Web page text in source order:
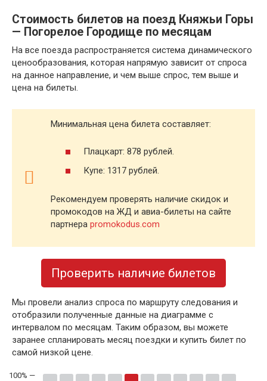
Стоимость билетов на поезд Княжьи Горы
— Погорелое Городище по месяцам
На все поезда распространяется система динамического
ценообразования, которая напрямую зависит от спроса
на данное направление, и чем выше спрос, тем выше и
цена на билеты.
Минимальная цена билета составляет:
Плацкарт: 878 рублей.
Купе: 1317 рублей.
Рекомендуем проверять наличие скидок и
промокодов на ЖД и авиа-билеты на сайте
партнера promokodus.com
Проверить наличие билетов
Мы провели анализ спроса по маршруту следования и
отобразили полученные данные на диаграмме с
интервалом по месяцам. Таким образом, вы можете
заранее спланировать месяц поездки и купить билет по
самой низкой цене.